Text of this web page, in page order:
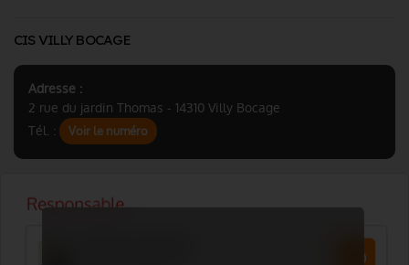
CIS VILLY BOCAGE
Adresse :
2 rue du jardin Thomas - 14310 Villy Bocage
Tél. :
Voir le numéro